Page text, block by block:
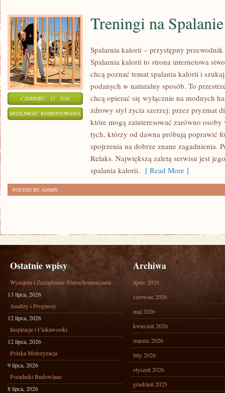
CZERWIEC - 17 - 2026
MOŻLIWOŚĆ KOMENTOWANIA TRENINGI
SPALANIE
KALORII
Treningi na
Spalarnia kalorii – przystępny
Spalarnia kalorii to strona internetowa
chcą poznać temat spalania kalorii i
podanych w naturalny sposób. To
chcą opierać się wyłącznie na modnych
zdrowy styl życia szerzej: przez pryzmat
które mogą zainteresować zarówno
tych, którzy od dawna próbują poprawić
spojrzenia na dobrze znane zagadnienia.
Relaks. Największą zaletą serwisu jest
spalania kalorii. [ Read More ]
POSTED BY ADMIN
Ostatnie wpisy
Wynajem i Zarządzanie Nieruchomościami
13 lipca, 2026
Analizy i Prognozy
12 lipca, 2026
Inspiracje i Ciekawostki
12 lipca, 2026
Polska Motoryzacja
9 lipca, 2026
Poradniki Budowlane
8 lipca, 2026
Archiwa
lipiec 2026
czerwiec 2026
maj 2026
kwiecień 2026
marzec 2026
luty 2026
styczeń 2026
grudzień 2025